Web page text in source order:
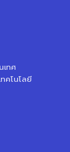
เทศ
คโนโลยี